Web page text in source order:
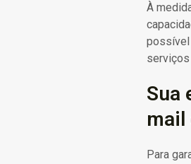
À
possível
Sua
mail
Para